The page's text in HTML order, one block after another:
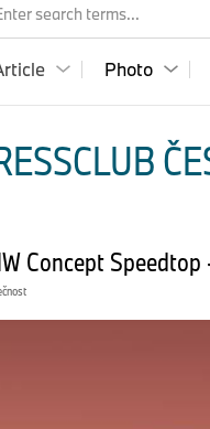
search terms...
Photo
Concept